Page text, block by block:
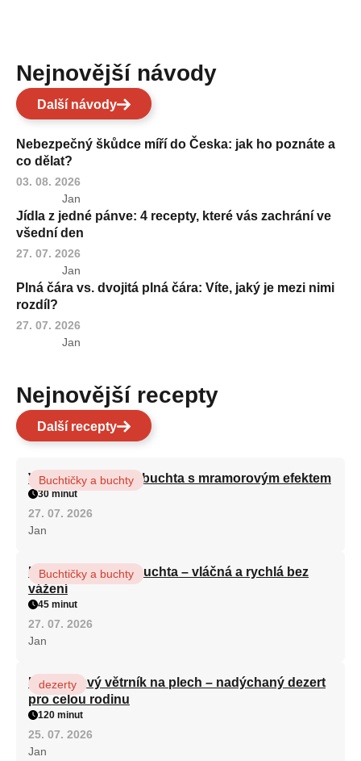
Nejnovější návody
Další návody
Nebezpečný škůdce míří do Česka: jak ho poznáte a
co dělat?
03. 08. 2026
Jan
Jídla z jedné pánve: 4 recepty, které vás zachrání ve
všední den
27. 07. 2026
Jan
Plná čára vs. dvojitá plná čára: Víte, jaký je mezi nimi
rozdíl?
27. 07. 2026
Jan
Nejnovější recepty
Další recepty
Vláčná olejová litá buchta s mramorovým efektem
Buchtičky a buchty
30 minut
27. 07. 2026
Jan
Hrnková maková buchta – vláčná a rychlá bez
vážení
Buchtičky a buchty
45 minut
27. 07. 2026
Jan
Karamelový větrník na plech – nadýchaný dezert
pro celou rodinu
dezerty
120 minut
25. 07. 2026
Jan